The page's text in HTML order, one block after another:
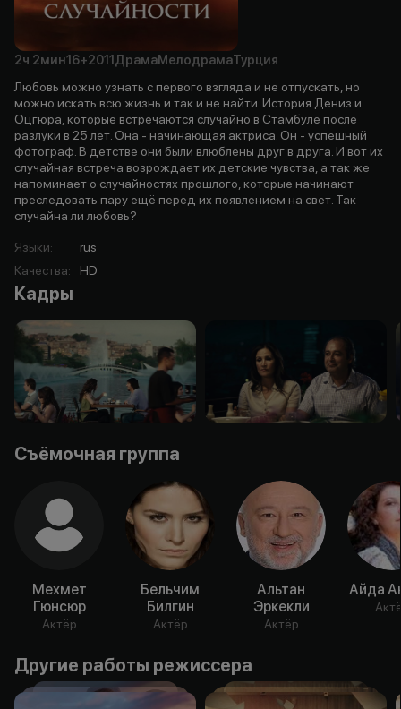
2ч 2мин16+2011 ДрамаМелодрамаТурция
Любовь можно узнать с первого взгляда и не отпускать, но
можно искать всю жизнь и так и не найти. История Дениз и
Оцгюра, которые встречаются случайно в Стамбуле после
разлуки в 25 лет. Она - начинающая актриса. Он - успешный
фотограф. В детстве они были влюблены друг в друга. И вот их
случайная встреча возрождает их детские чувства, а так же
напоминает о случайностях прошлого, которые начинают
преследовать пару ещё перед их появлением на свет. Так
случайна ли любовь?
Языки:
rus
Качества: HD
Кадры
Съёмочная группа
Мехмет
Гюнсюр
Актёр
Бельчим
Билгин
Актёр
Альтан
Эркекли
Актёр
Айда
Другие работы режиссера